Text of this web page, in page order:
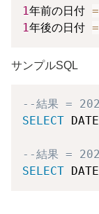
1年前の日付 =
1年後の日付 =
サンプルSQL
--結果 =
SELECT
--結果 =
SELECT